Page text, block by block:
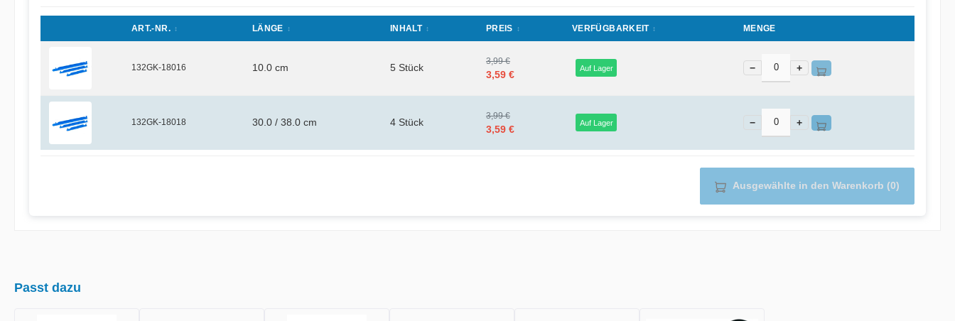
ART.-NR. LÄNGE INHALT PREIS VERFÜGBARKEIT MENGE
132GK-18016 10.0 cm 5 Stück
3,99 €
3,59 €
Auf Lager − +
132GK-18018 30.0 / 38.0 cm 4 Stück
3,99 €
3,59 €
Auf Lager − +
Ausgewählte in den Warenkorb (0)
Passt dazu